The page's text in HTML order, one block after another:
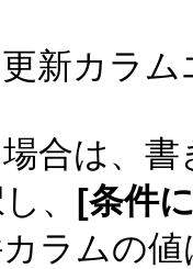
新カラ
合は、
、 [条件
ラムの